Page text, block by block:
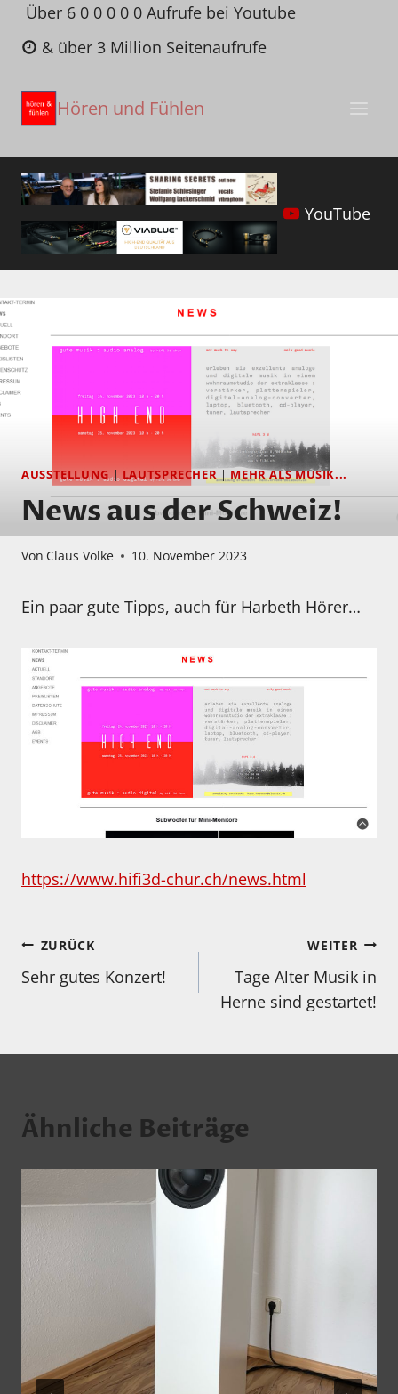
Zum
Inhalt
springen
Über 6 0 0 0 0 0 Aufrufe bei Youtube
& über 3 Million Seitenaufrufe
Hören und Fühlen
YouTube
AUSSTELLUNG| LAUTSPRECHER|MEHR ALS MUSIK...
News aus der Schweiz!
Von Claus Volke 10. November 2023
Ein paar gute Tipps, auch für Harbeth Hörer…
https://www.hifi3d-chur.ch/news.html
Beitragsnavigation
ZURÜCK
Sehr gutes Konzert!
WEITER
Tage Alter Musik in
Herne sind gestartet!
Ähnliche Beiträge